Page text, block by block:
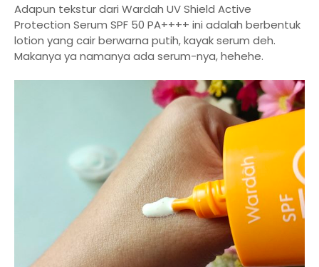
Adapun tekstur dari Wardah UV Shield Active
Protection Serum SPF 50 PA++++ ini adalah berbentuk
lotion yang cair berwarna putih, kayak serum deh.
Makanya ya namanya ada serum-nya, hehehe.